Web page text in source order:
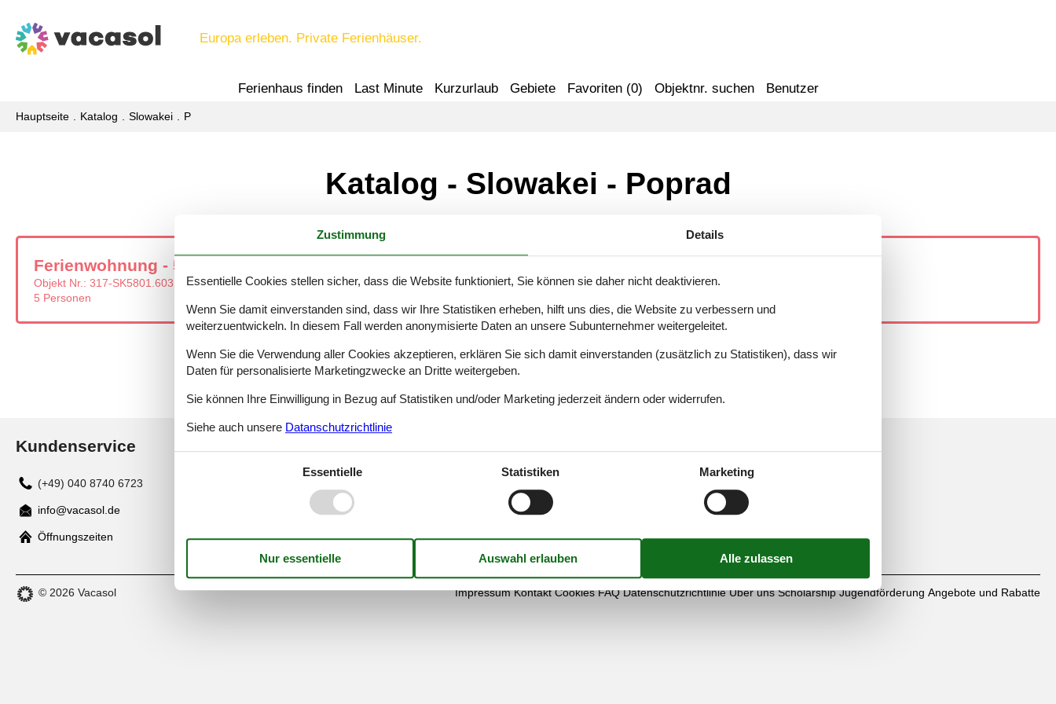
Europa erleben. Private Ferienhäuser.
Ferienhaus finden Last Minute Kurzurlaub Gebiete Favoriten (0) Objektnr. suchen Benutzer
Hauptseite Katalog Slowakei P
Katalog - Slowakei - Poprad
Ferienwohnung - 5 Personen - 058 01 - Poprad
Objekt Nr.: 317-SK5801.603.1
5 Personen
Kundenservice
(+49) 040 8740 6723
Mail
info@vacasol.de
Öffnungszeiten
Ust-IdNr.:
© 2026 Vacasol Impressum Kontakt Cookies FAQ Datenschutzrichtlinie Über uns Scholarship Jugendförderung Angebote und Rabatte
Zustimmung Details
Essentielle Cookies stellen sicher, dass die Website funktioniert, Sie können sie daher nicht deaktivieren.
Wenn Sie damit einverstanden sind, dass wir Ihre Statistiken erheben, hilft uns dies, die Website zu verbessern und
weiterzuentwickeln. In diesem Fall werden anonymisierte Daten an unsere Subunternehmer weitergeleitet.
Wenn Sie die Verwendung aller Cookies akzeptieren, erklären Sie sich damit einverstanden (zusätzlich zu Statistiken), dass wir
Daten für personalisierte Marketingzwecke an Dritte weitergeben.
Sie können Ihre Einwilligung in Bezug auf Statistiken und/oder Marketing jederzeit ändern oder widerrufen.
Siehe auch unsere Datanschutzrichtlinie
Essentielle Statistiken Marketing